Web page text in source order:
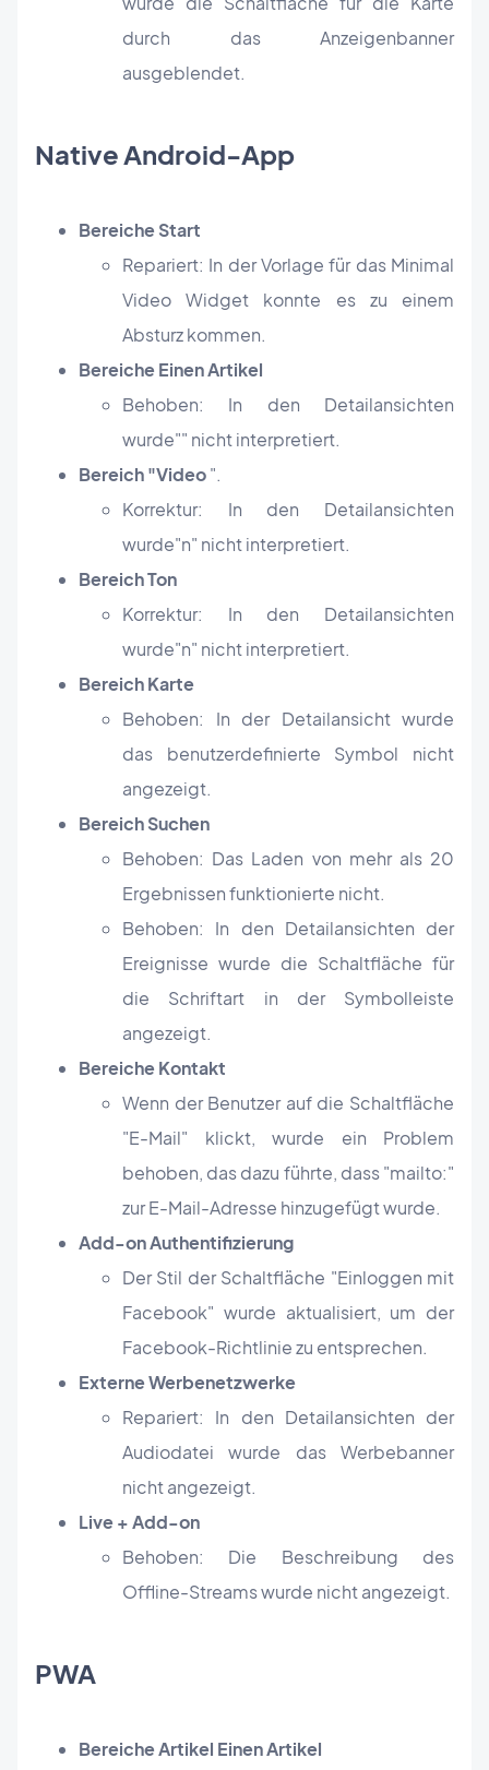
durch das Anzeigenbanner
ausgeblendet.
Native Android-App
Bereiche Start
Repariert: In der Vorlage für das Minimal
Video Widget konnte es zu einem
Absturz kommen.
Bereiche Einen Artikel
Behoben: In den Detailansichten
wurde"" nicht interpretiert.
Bereich "Video".
Korrektur: In den Detailansichten
wurde"n" nicht interpretiert.
Bereich Ton
Korrektur: In den Detailansichten
wurde"n" nicht interpretiert.
Bereich Karte
Behoben: In der Detailansicht wurde
das benutzerdefinierte Symbol nicht
angezeigt.
Bereich Suchen
Behoben: Das Laden von mehr als 20
Ergebnissen funktionierte nicht.
Behoben: In den Detailansichten der
Ereignisse wurde die Schaltfläche für
die Schriftart in der Symbolleiste
angezeigt.
Bereiche Kontakt
Wenn der Benutzer auf die Schaltfläche
"E-Mail" klickt, wurde ein Problem
behoben, das dazu führte, dass "mailto:"
zur E-Mail-Adresse hinzugefügt wurde.
Add-on Authentifizierung
Der Stil der Schaltfläche "Einloggen mit
Facebook" wurde aktualisiert, um der
Facebook-Richtlinie zu entsprechen.
Externe Werbenetzwerke
Repariert: In den Detailansichten der
Audiodatei wurde das Werbebanner
nicht angezeigt.
Live + Add-on
Behoben: Die Beschreibung des
Offline-Streams wurde nicht angezeigt.
PWA
Bereiche Artikel Einen Artikel